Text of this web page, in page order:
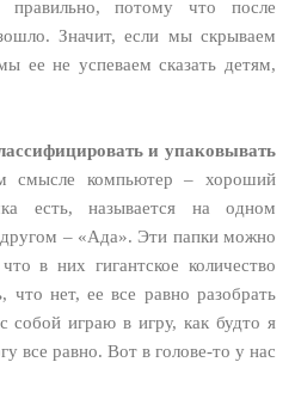
правильно, потому что после
Значит, если мы скрываем
ее не успеваем сказать детям,
и упаковывать
смысле компьютер – хороший
есть, называется на одном
– «Ада». Эти папки можно
в них гигантское количество
что нет, ее все равно разобрать
собой играю в игру, как будто я
все равно. Вот в голове-то у нас